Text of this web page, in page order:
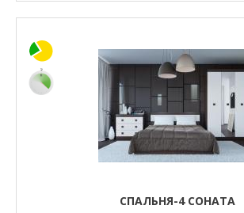
СПАЛЬНЯ-4 СОНАТА